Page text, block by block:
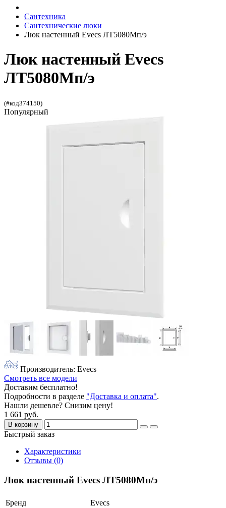
Сантехника
Сантехнические люки
Люк настенный Evecs ЛТ5080Мп/э
Люк настенный Evecs
ЛТ5080Мп/э
(#код374150)
Популярный
Производитель: Evecs
Смотреть все модели
Доставим бесплатно!
Подробности в разделе "Доставка и оплата".
Нашли дешевле? Снизим цену!
1 661 руб.
В корзину
Быстрый заказ
Характеристики
Отзывы (0)
Люк настенный Evecs ЛТ5080Мп/э
Бренд
Evecs